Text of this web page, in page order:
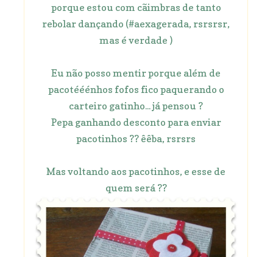
porque estou com cãimbras de tanto
rebolar dançando (#aexagerada, rsrsrsr,
mas é verdade )
Eu não posso mentir porque além de
pacotééénhos fofos fico paquerando o
carteiro gatinho... já pensou ?
Pepa ganhando desconto para enviar
pacotinhos ?? êêba, rsrsrs
Mas voltando aos pacotinhos, e esse de
quem será ??